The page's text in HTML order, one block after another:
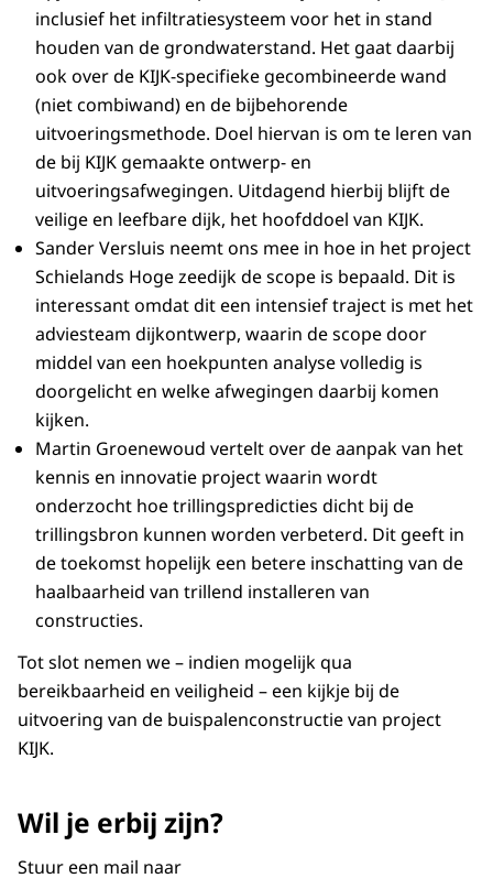
inclusief het infiltratiesysteem voor het in stand
houden van de grondwaterstand. Het gaat daarbij
ook over de KIJK-specifieke gecombineerde wand
(niet combiwand) en de bijbehorende
uitvoeringsmethode. Doel hiervan is om te leren van
de bij KIJK gemaakte ontwerp- en
uitvoeringsafwegingen. Uitdagend hierbij blijft de
veilige en leefbare dijk, het hoofddoel van KIJK.
Sander Versluis neemt ons mee in hoe in het project
Schielands Hoge zeedijk de scope is bepaald. Dit is
interessant omdat dit een intensief traject is met het
adviesteam dijkontwerp, waarin de scope door
middel van een hoekpunten analyse volledig is
doorgelicht en welke afwegingen daarbij komen
kijken.
Martin Groenewoud vertelt over de aanpak van het
kennis en innovatie project waarin wordt
onderzocht hoe trillingspredicties dicht bij de
trillingsbron kunnen worden verbeterd. Dit geeft in
de toekomst hopelijk een betere inschatting van de
haalbaarheid van trillend installeren van
constructies.
Tot slot nemen we – indien mogelijk qua
bereikbaarheid en veiligheid – een kijkje bij de
uitvoering van de buispalenconstructie van project
KIJK.
Wil je erbij zijn?
Stuur een mail naar